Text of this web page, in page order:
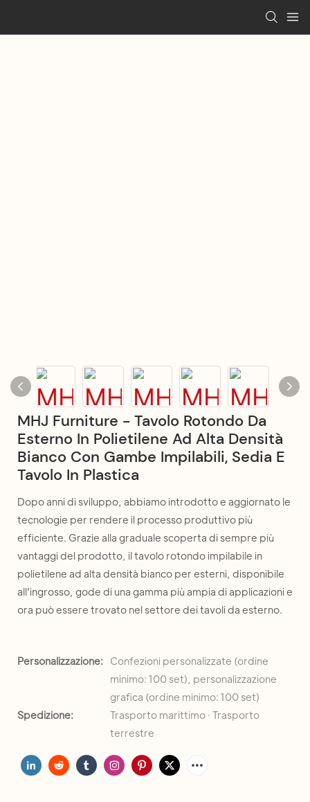
MHJ Furniture - Tavolo Rotondo Da
Esterno In Polietilene Ad Alta Densità
Bianco Con Gambe Impilabili, Sedia E
Tavolo In Plastica
Dopo anni di sviluppo, abbiamo introdotto e aggiornato le
tecnologie per rendere il processo produttivo più
efficiente. Grazie alla graduale scoperta di sempre più
vantaggi del prodotto, il tavolo rotondo impilabile in
polietilene ad alta densità bianco per esterni, disponibile
all'ingrosso, gode di una gamma più ampia di applicazioni e
ora può essere trovato nel settore dei tavoli da esterno.
Personalizzazione:
Confezioni personalizzate (ordine
minimo: 100 set), personalizzazione
grafica (ordine minimo: 100 set)
Spedizione:
Trasporto marittimo · Trasporto
terrestre